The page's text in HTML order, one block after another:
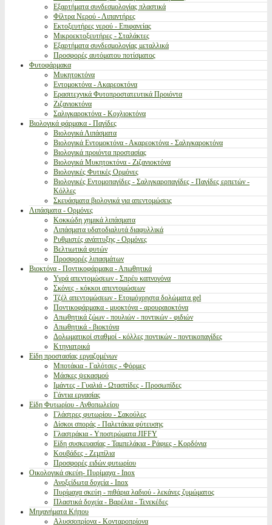
Εξαρτήματα συνδεσμολογίας πλαστικά
Φίλτρα Νερού - Λιπαντήρες
Εκτοξευτήρες νερού - Επιφανείας
Μικροεκτοξευτήρες - Σταλάκτες
Εξαρτήματα συνδεσμολογίας μεταλλικά
Προσφορές αυτόματου ποτίσματος
Φυτοφάρμακα
Μυκητοκτόνα
Εντομοκτόνα - Ακαρεοκτόνα
Ερασιτεχνικά Φυτοπροστατευτικά Προιόντα
Ζιζανιοκτόνα
Σαλιγκαροκτόνα - Κοχλιοκτόνα
Βιολογικά φάρμακα - Παγίδες
Βιολογικά Λιπάσματα
Βιολογικά Εντομοκτόνα - Ακαρεοκτόνα - Σαλιγκαροκτόνα
Βιολογικά προιόντα προστασίας
Βιολογικά Μυκητοκτόνα - Ζιζανιοκτόνα
Βιολογικές Φυτικές Ορμόνες
Βιολογικές Εντομοπαγίδες - Σαλιγκαροπαγίδες - Παγίδες ερπετών -
Κόλλες
Σκευάσματα βιολογικά για απεντομώσεις
Λιπάσματα - Ορμόνες
Κοκκώδη χημικά λιπάσματα
Λιπάσματα υδατοδιαλυτά διαφυλλικά
Ρυθμιστές ανάπτυξης - Ορμόνες
Βελτιωτικά φυτών
Προσφορές λιπασμάτων
Βιοκτόνα - Ποντικοφάρμακα - Απωθητικά
Υγρά απεντομώσεων - Σπρέυ καπνογόνα
Σκόνες - κόκκοι απεντομώσεων
Τζέλ απεντομώσεων - Ετοιμόχρηστα δολώματα gel
Ποντικοφάρμακα - μυοκτόνα - αρουραιοκτόνα
Απωθητικά ζώων - πουλιών - ποντικών - φιδιών
Απωθητικά - βιοκτόνα
Δολωματικοί σταθμοί - κόλλες ποντικών - ποντικοπαγίδες
Κτηνιατρικά
Είδη προστασίας εργαζομένων
Μποτάκια - Γαλότσες - Φόρμες
Μάσκες ψεκασμού
Ιμάντες - Γυαλιά - Ωτασπίδες - Προσωπίδες
Γάντια εργασίας
Είδη Φυτωρίου - Ανθοπωλείου
Γλάστρες φυτωρίου - Σακούλες
Δίσκοι σποράς - Παλετάκια φύτευσης
Γλαστράκια - Υποστρώματα JIFFY
Είδη συσκευασίας - Ταμπελάκια - Ράφιες - Κορδόνια
Κουβάδες - Ζεμπίλια
Προσφορές ειδών φυτωρίου
Οικολογικά σκεύη- Πυρίμαχα - Inox
Ανοξείδωτα δοχεία - Inox
Πυρίμαχα σκεύη - πιθάρια λαδιού - λεκάνες ζυμώματος
Πλαστικά δοχεία - Βαρέλια - Τενεκέδες
Μηχανήματα Κήπου
Αλυσσοπρίονα - Κονταροπρίονα